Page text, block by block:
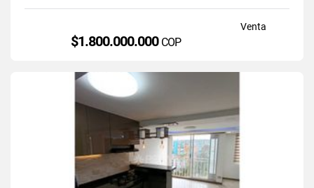
Venta
$1.800.000.000 COP